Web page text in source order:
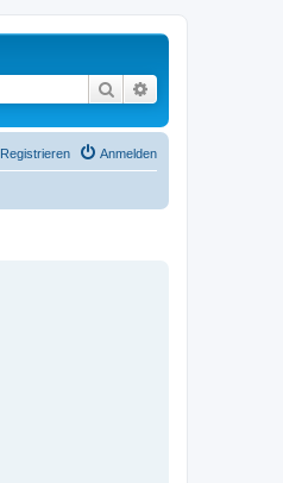
Suche
Anmelden
Registrieren